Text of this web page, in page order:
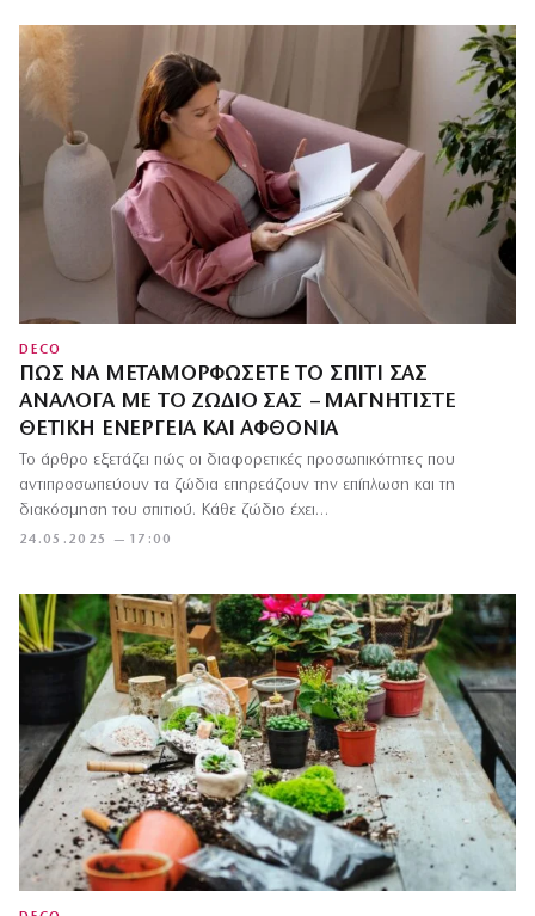
DECO
ΠΏΣ ΝΑ ΜΕΤΑΜΟΡΦΏΣΕΤΕ ΤΟ ΣΠΊΤΙ ΣΑΣ
ΑΝΆΛΟΓΑ ΜΕ ΤΟ ΖΏΔΙΌ ΣΑΣ – ΜΑΓΝΗΤΊΣΤΕ
ΘΕΤΙΚΉ ΕΝΈΡΓΕΙΑ ΚΑΙ ΑΦΘΟΝΊΑ
24.05.2025 — 17:00
Το άρθρο εξετάζει πώς οι διαφορετικές προσωπικότητες που
αντιπροσωπεύουν τα ζώδια επηρεάζουν την επίπλωση και τη
διακόσμηση του σπιτιού. Κάθε ζώδιο έχει…